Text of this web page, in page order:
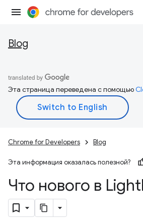
Blog
Эта страница переведена с помощью
Chrome for Developers Blog
Эта информация оказалась полезной?
Что нового в